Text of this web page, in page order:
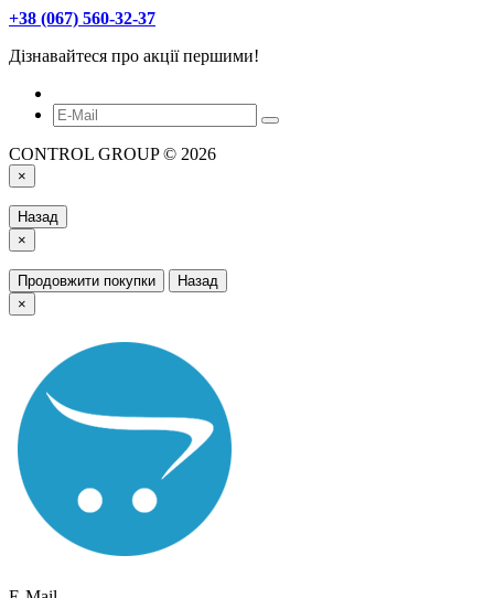
+38 (067) 560-32-37
Дізнавайтеся про акції першими!
CONTROL GROUP © 2026
×
Назад
×
Продовжити покупки
Назад
×